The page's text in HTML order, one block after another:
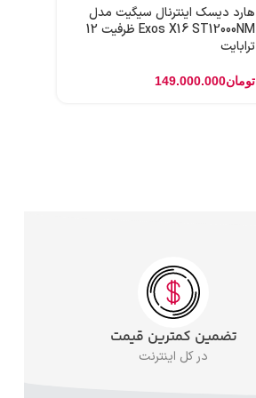
هارد دیسک اینترنال سیگیت مدل
Exos X16 ST12000NM ظرفیت 12
ترابایت
تومان149.000.000
تضمین کمترین قیمت
در کل اینترنت